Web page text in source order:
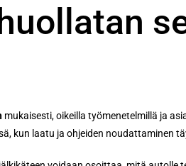
mukaisesti, oikeilla työmenetelmillä ja
kun laatu ja ohjeiden noudattaminen